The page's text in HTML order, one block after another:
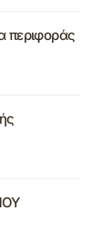
περιφοράς